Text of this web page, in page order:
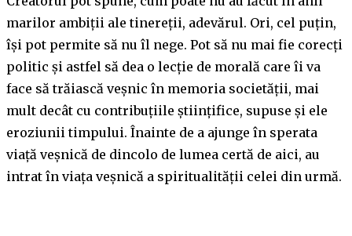
marilor ambiții ale tinereții, adevărul. Ori, cel puțin,
își pot permite să nu îl nege. Pot să nu mai fie corecți
politic și astfel să dea o lecție de morală care îi va
face să trăiască veșnic în memoria societății, mai
mult decât cu contribuțiile științifice, supuse și ele
eroziunii timpului. Înainte de a ajunge în sperata
viață veșnică de dincolo de lumea certă de aici, au
intrat în viața veșnică a spiritualității celei din urmă.